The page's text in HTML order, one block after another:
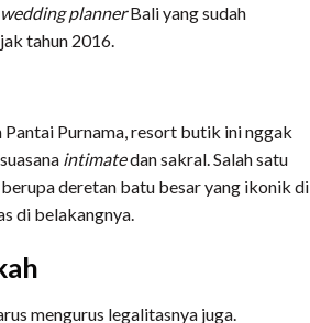
wedding plannerBali yang sudah
tahun 2016.
Purnama, resort butik ini nggak
intimatedan sakral. Salah satu
deretan batu besar yang ikonik di
di belakangnya.
mengurus legalitasnya juga.